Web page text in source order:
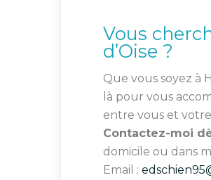
Vous
d’Oise ?
Que vous soyez à
là pour vous
entre vous et votre
Contactez-moi
domicile ou dans
Email :